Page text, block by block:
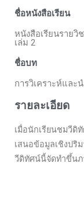
ชื่อหนังสือเรียน
หนังสือเรียนราย
เล่ม 2
ชื่อบท
การวิเคราะห์และ
รายละเอียด
เมื่อนักเรียนชมวีดิ
เสนอข้อมูลเชิงปริ
วีดิทัศน์นี้จัดทำขึ้นภ